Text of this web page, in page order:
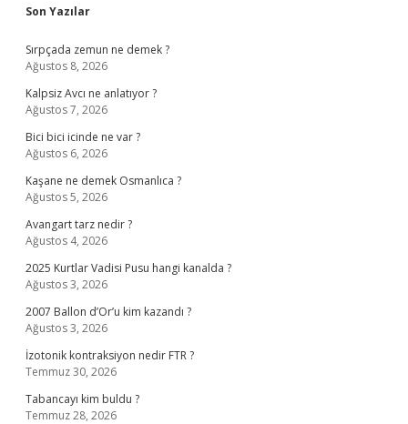
Sidebar
Son Yazılar
Sırpçada zemun ne demek ?
Ağustos 8, 2026
Kalpsiz Avcı ne anlatıyor ?
Ağustos 7, 2026
Bici bici icinde ne var ?
Ağustos 6, 2026
Kaşane ne demek Osmanlıca ?
Ağustos 5, 2026
Avangart tarz nedir ?
Ağustos 4, 2026
2025 Kurtlar Vadisi Pusu hangi kanalda ?
Ağustos 3, 2026
2007 Ballon d’Or’u kim kazandı ?
Ağustos 3, 2026
İzotonik kontraksiyon nedir FTR ?
Temmuz 30, 2026
Tabancayı kim buldu ?
Temmuz 28, 2026